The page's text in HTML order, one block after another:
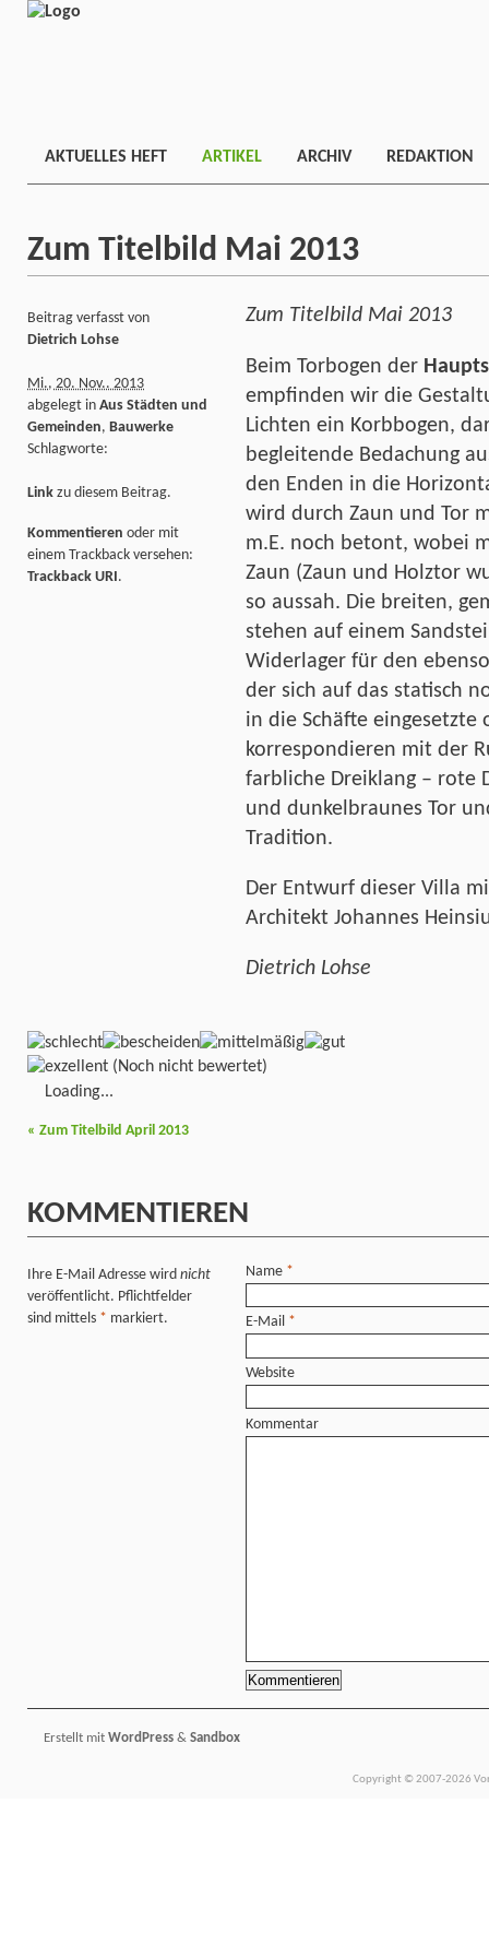
AKTUELLES HEFT ARTIKEL ARCHIV REDAKTION
Zum Titelbild Mai 2013
Zum Titelbild Mai 2013
Beim Torbogen der
empfinden wir die
Lichten ein Korbbogen,
begleitende Bedachung
den Enden in die
wird durch Zaun und Tor
m.E. noch betont, wobei
Zaun (Zaun und Holztor
so aussah. Die breiten,
stehen auf einem
Widerlager für den
der sich auf das statisch
in die Schäfte eingesetzte
korrespondieren mit der
farbliche Dreiklang – rote
und dunkelbraunes Tor
Tradition.
Der Entwurf dieser Villa
Architekt Johannes
Dietrich Lohse
Beitrag verfasst von
Dietrich Lohse
Mi., 20. Nov.. 2013
abgelegt in Aus Städten und
Gemeinden, Bauwerke
Schlagworte:
Link zu diesem Beitrag.
Kommentieren oder mit
einem Trackback versehen:
Trackback URI.
(Noch nicht bewertet)
Loading...
« Zum Titelbild April 2013
KOMMENTIEREN
Ihre E-Mail Adresse wird nicht
veröffentlicht. Pflichtfelder
sind mittels * markiert.
Name *
E-Mail *
Website
Kommentar
Erstellt mit WordPress & Sandbox
Copyright © 2007-2026